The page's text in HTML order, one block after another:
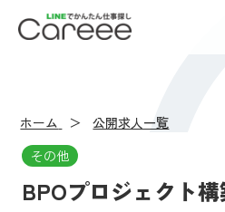
LINEでか
ホーム
公開求人一覧
その他
BPOプロジェクト